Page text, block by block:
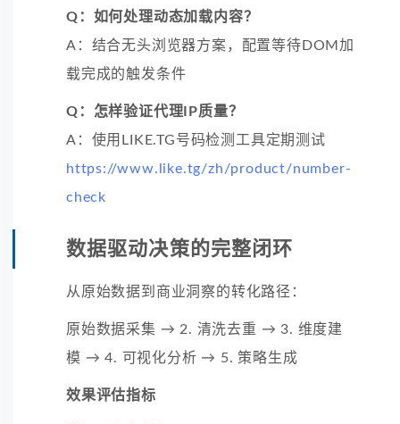
Q：如何处理动态加载内容？
A：结合无头浏览器方案，配置等待DOM加
载完成的触发条件
Q：怎样验证代理IP质量？
A：使用LIKE.TG号码检测工具定期测试
https://www.like.tg/zh/product/number-
check
数据驱动决策的完整闭环
从原始数据到商业洞察的转化路径：
原始数据采集 → 2. 清洗去重 → 3. 维度建
模 → 4. 可视化分析 → 5. 策略生成
效果评估指标